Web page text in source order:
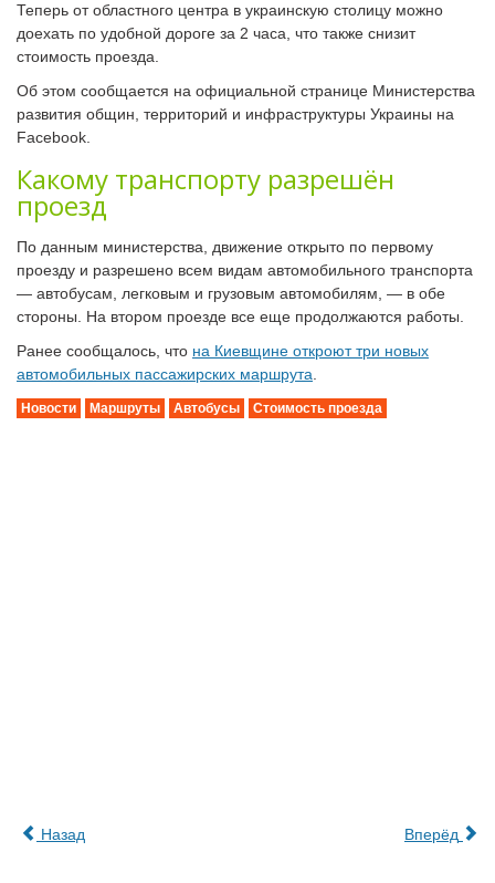
Теперь от областного центра в украинскую столицу можно
доехать по удобной дороге за 2 часа, что также снизит
стоимость проезда.
Об этом сообщается на официальной странице Министерства
развития общин, территорий и инфраструктуры Украины на
Facebook.
Какому транспорту разрешён
проезд
По данным министерства, движение открыто по первому
проезду и разрешено всем видам автомобильного транспорта
— автобусам, легковым и грузовым автомобилям, — в обе
стороны. На втором проезде все еще продолжаются работы.
Ранее сообщалось, что на Киевщине откроют три новых
автомобильных пассажирских маршрута
Новости Маршруты Автобусы Стоимость проезда
Назад Вперёд